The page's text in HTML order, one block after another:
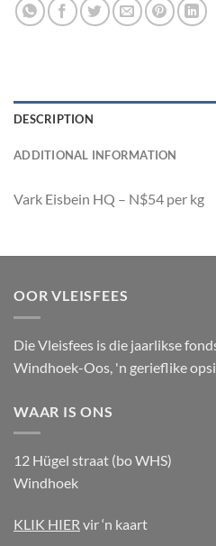
DESCRIPTION
ADDITIONAL INFORMATION
Vark Eisbein HQ – N$54 per kg
OOR VLEISFEES
Die Vleisfees is die jaarlikse
Windhoek-Oos, 'n gerieflike
WAAR IS ONS
12 Hügel straat (bo WHS)
Windhoek
KLIK HIER vir ‘n kaart